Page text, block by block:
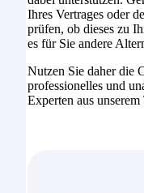
Ihres Vertrages oder
prüfen, ob dieses zu
es für Sie andere
Nutzen Sie daher die
professionelles und
Experten aus